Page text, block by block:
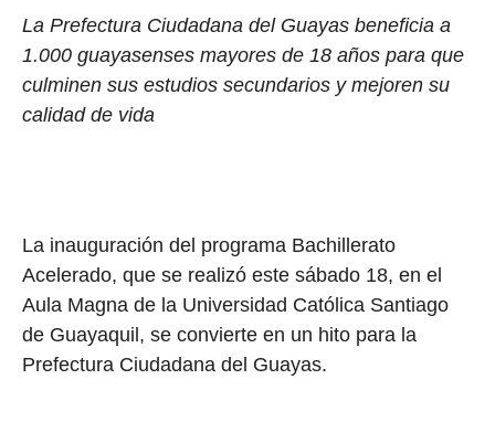
La Prefectura Ciudadana del Guayas beneficia a
1.000 guayasenses mayores de 18 años para que
culminen sus estudios secundarios y mejoren su
calidad de vida
La inauguración del programa Bachillerato
Acelerado, que se realizó este sábado 18, en el
Aula Magna de la Universidad Católica Santiago
de Guayaquil, se convierte en un hito para la
Prefectura Ciudadana del Guayas.